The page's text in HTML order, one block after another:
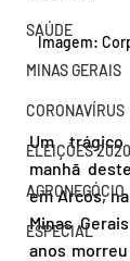
SAÚDE
MINAS GERAIS
CORONAVÍRUS
ELEIÇÕES 2020
AGRONEGÓCIO
ESPECIAL
Imagem:
Um
manhã
em Arcos,
Minas
anos